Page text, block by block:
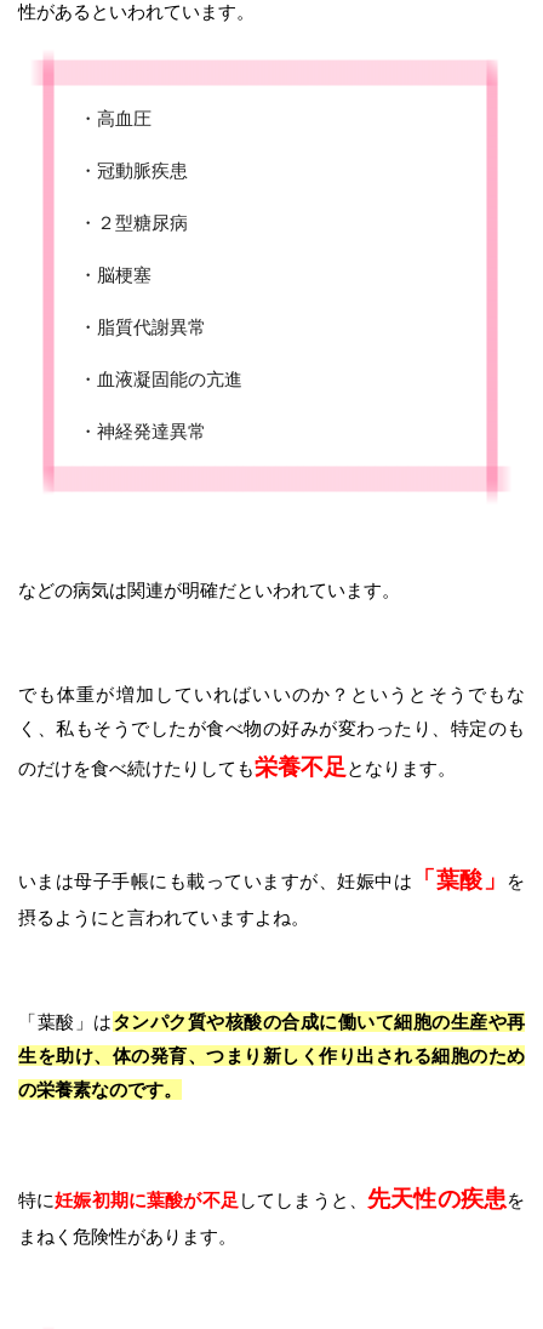
性があるといわれています。
・高血圧
・冠動脈疾患
・２型糖尿病
・脳梗塞
・脂質代謝異常
・血液凝固能の亢進
・神経発達異常
などの病気は関連が明確だといわれています。
でも体重が増加していればいいのか？というとそうでもな
く、私もそうでしたが食べ物の好みが変わったり、特定のも
のだけを食べ続けたりしても栄養不足 となります。
いまは母子手帳にも載っていますが、妊娠中は 「葉酸」
を
摂るようにと言われていますよね。
「葉酸」はタンパク質や核酸の合成に働いて細胞の生産や再
生を助け、体の発育、つまり新しく作り出される細胞のため
の栄養素なのです。
特に妊娠初期に葉酸が不足 してしまうと、 先天性の疾患を
まねく危険性があります。